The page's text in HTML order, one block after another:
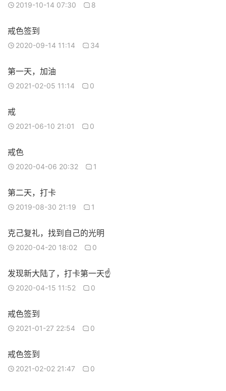
2019-10-14 07:30 8
戒色签到
2020-09-14 11:14 34
第一天，加油
2021-02-05 11:14 0
戒
2021-06-10 21:01 0
戒色
2020-04-06 20:32 1
第二天，打卡
2019-08-30 21:19 1
克己复礼，找到自己的光明
2020-04-20 18:02 0
发现新大陆了，打卡第一天☝️
2020-04-15 11:52 0
戒色签到
2021-01-27 22:54 0
戒色签到
2021-02-02 21:47 0